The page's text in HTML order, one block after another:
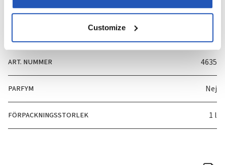
Customize
Specifikation
ART. NUMMER 4635
PARFYM Nej
FÖRPACKNINGSSTORLEK 1 l